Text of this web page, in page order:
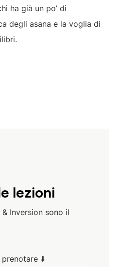
ha già un po’ di
degli asana e la voglia di
lezioni
Inversion sono il
⬇️